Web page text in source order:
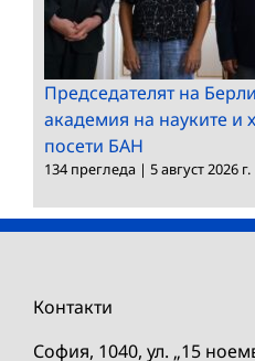
Председателят на
академия на науките и
посети БАН
134 прегледа | 5 август 2026 г.
Контакти
София, 1040, ул. „15